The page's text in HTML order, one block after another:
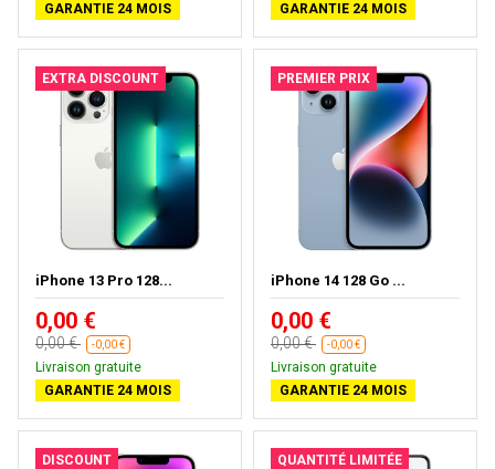
GARANTIE 24 MOIS
GARANTIE 24 MOIS
EXTRA DISCOUNT
iPhone 13 Pro 128...
0,00 €
0,00 € -0,00 €
Livraison gratuite
GARANTIE 24 MOIS
PREMIER PRIX
iPhone 14 128 Go ...
0,00 €
0,00 € -0,00 €
Livraison gratuite
GARANTIE 24 MOIS
DISCOUNT QUANTITÉ LIMITÉE